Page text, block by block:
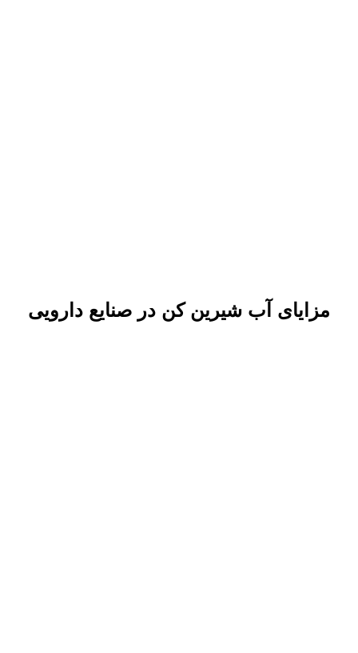
مزایای آب شیرین کن در صنایع دارویی